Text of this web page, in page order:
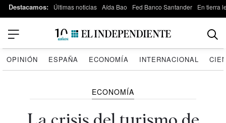
Destacamos: Últimas noticias Aída Bao Fed Banco Santander En tierra
OPINIÓN ESPAÑA ECONOMÍA INTERNACIONAL
ECONOMÍA